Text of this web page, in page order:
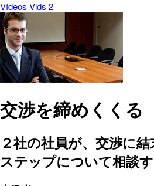
Vídeos Vids 2
交渉を締めくくる
２社の社員が、交渉に
ステップについて相談す